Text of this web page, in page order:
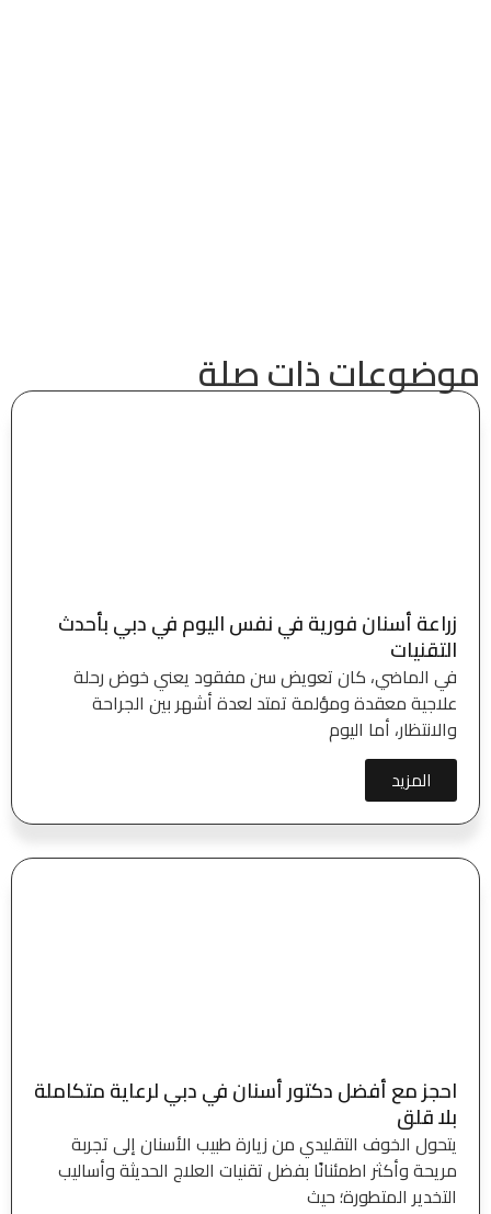
موضوعات ذات صلة
زراعة أسنان فورية في نفس اليوم في دبي بأحدث
التقنيات
في الماضي، كان تعويض سن مفقود يعني خوض رحلة
علاجية معقدة ومؤلمة تمتد لعدة أشهر بين الجراحة
والانتظار، أما اليوم
المزيد
احجز مع أفضل دكتور أسنان في دبي لرعاية متكاملة
بلا قلق
يتحول الخوف التقليدي من زيارة طبيب الأسنان إلى تجربة
مريحة وأكثر اطمئنانًا بفضل تقنيات العلاج الحديثة وأساليب
التخدير المتطورة؛ حيث